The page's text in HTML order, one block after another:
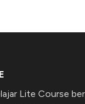
Lite Course